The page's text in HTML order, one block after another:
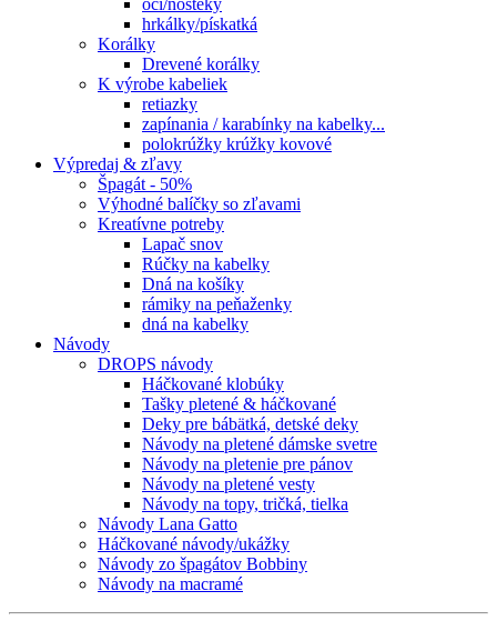
oči/nošteky
hrkálky/pískatká
Korálky
Drevené korálky
K výrobe kabeliek
retiazky
zapínania / karabínky na kabelky...
polokrúžky krúžky kovové
Výpredaj & zľavy
Špagát - 50%
Výhodné balíčky so zľavami
Kreatívne potreby
Lapač snov
Rúčky na kabelky
Dná na košíky
rámiky na peňaženky
dná na kabelky
Návody
DROPS návody
Háčkované klobúky
Tašky pletené & háčkované
Deky pre bábätká, detské deky
Návody na pletené dámske svetre
Návody na pletenie pre pánov
Návody na pletené vesty
Návody na topy, tričká, tielka
Návody Lana Gatto
Háčkované návody/ukážky
Návody zo špagátov Bobbiny
Návody na macramé